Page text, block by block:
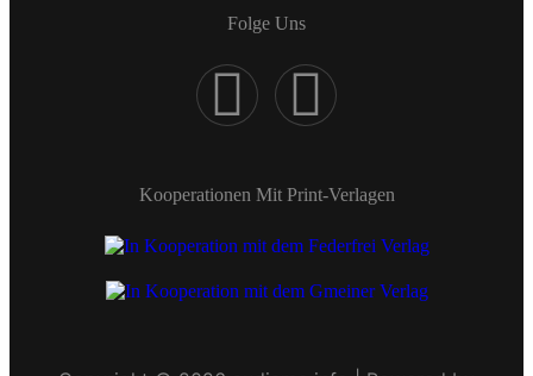
Folge Uns
Kooperationen Mit Print-Verlagen